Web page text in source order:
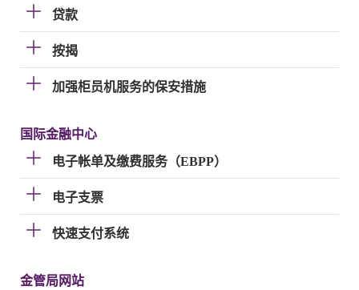
贷款
按揭
加强柜员机服务的保安措施
国际金融中心
电子帐单及缴费服务（EBPP）
电子支票
快速支付系统
金管局网站